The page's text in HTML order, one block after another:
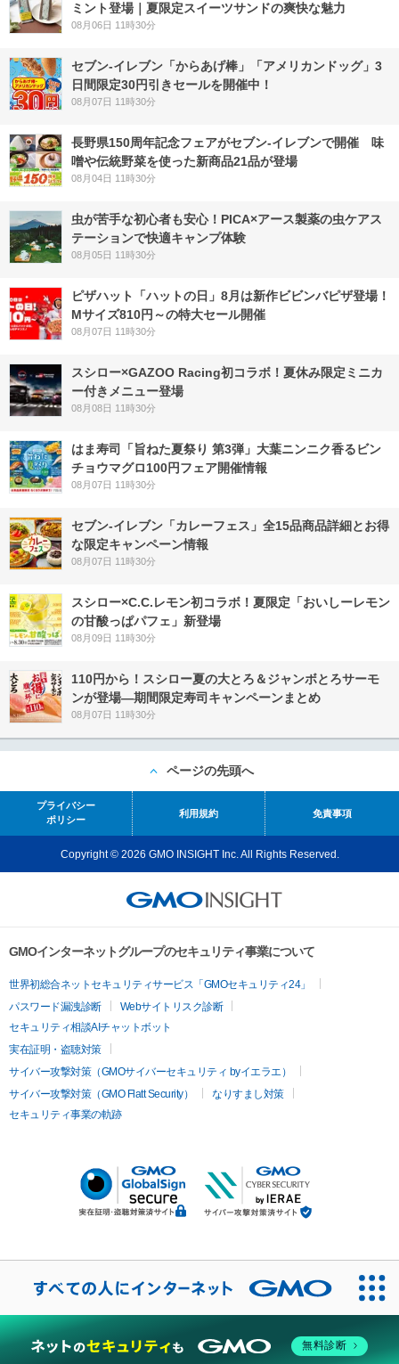
ミント登場｜夏限定スイーツサンドの爽快な魅力
08月06日 11時30分
セブン‐イレブン「からあげ棒」「アメリカンドッグ」3
日間限定30円引きセールを開催中！
08月07日 11時30分
長野県150周年記念フェアがセブン-イレブンで開催 味
噌や伝統野菜を使った新商品21品が登場
08月04日 11時30分
虫が苦手な初心者も安心！PICA×アース製薬の虫ケアス
テーションで快適キャンプ体験
08月05日 11時30分
ピザハット「ハットの日」8月は新作ビビンバピザ登場！
Mサイズ810円～の特大セール開催
08月07日 11時30分
スシロー×GAZOO Racing初コラボ！夏休み限定ミニカ
ー付きメニュー登場
08月08日 11時30分
はま寿司「旨ねた夏祭り 第3弾」大葉ニンニク香るビン
チョウマグロ100円フェア開催情報
08月07日 11時30分
セブン‐イレブン「カレーフェス」全15品商品詳細とお得
な限定キャンペーン情報
08月07日 11時30分
スシロー×C.C.レモン初コラボ！夏限定「おいしーレモン
の甘酸っぱパフェ」新登場
08月09日 11時30分
110円から！スシロー夏の大とろ＆ジャンボとろサーモ
ンが登場―期間限定寿司キャンペーンまとめ
08月07日 11時30分
ページの先頭へ
プライバシー
ポリシー
利用規約 免責事項
Copyright © 2026 GMO INSIGHT Inc. All Rights Reserved.
GMOインターネットグループのセキュリティ事業について
世界初総合ネットセキュリティサービス「GMOセキュリティ24」
パスワード漏洩診断
Webサイトリスク診断
セキュリティ相談AIチャットボット
実在証明・盗聴対策
サイバー攻撃対策（GMOサイバーセキュリティ byイエラエ）
サイバー攻撃対策（GMO Flatt Security）
なりすまし対策
セキュリティ事業の軌跡
無料診断